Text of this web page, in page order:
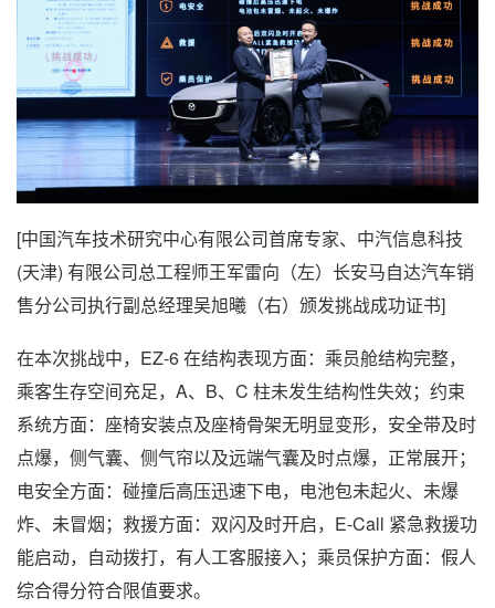
[中国汽车技术研究中心有限公司首席专家、中汽信息科技
(天津) 有限公司总工程师王军雷向（左）长安马自达汽车销
售分公司执行副总经理吴旭曦（右）颁发挑战成功证书]
在本次挑战中，EZ-6 在结构表现方面：乘员舱结构完整，
乘客生存空间充足，A、B、C 柱未发生结构性失效；约束
系统方面：座椅安装点及座椅骨架无明显变形，安全带及时
点爆，侧气囊、侧气帘以及远端气囊及时点爆，正常展开；
电安全方面：碰撞后高压迅速下电，电池包未起火、未爆
炸、未冒烟；救援方面：双闪及时开启，E-Call 紧急救援功
能启动，自动拨打，有人工客服接入；乘员保护方面：假人
综合得分符合限值要求。